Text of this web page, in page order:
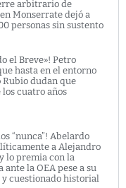
arbitrario de
Monserrate dejó a
personas sin sustento
el Breve»! Petro
hasta en el entorno
Rubio dudan que
cuatro años
“nunca”! Abelardo
a Alejandro
lo premia con la
ante la OEA pese a su
y cuestionado historial